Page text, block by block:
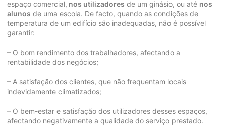
espaço comercial, nos utilizadores de um ginásio, ou até nos
alunos de uma escola. De facto, quando as condições de
temperatura de um edifício são inadequadas, não é possível
garantir:
– O bom rendimento dos trabalhadores, afectando a
rentabilidade dos negócios;
– A satisfação dos clientes, que não frequentam locais
indevidamente climatizados;
– O bem-estar e satisfação dos utilizadores desses espaços,
afectando negativamente a qualidade do serviço prestado.